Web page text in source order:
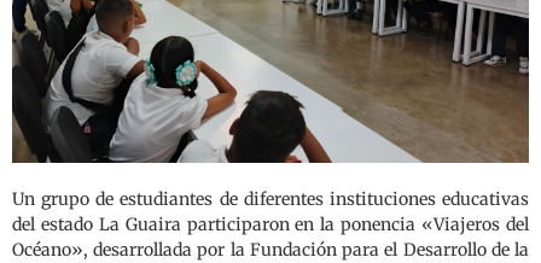
Un grupo de estudiantes de diferentes instituciones educativas
del estado La Guaira participaron en la ponencia «Viajeros del
Océano», desarrollada por la Fundación para el Desarrollo de la